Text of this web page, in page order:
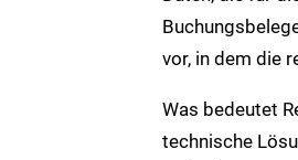
vor, in dem die
Was bedeutet
technische